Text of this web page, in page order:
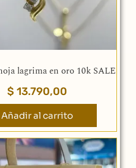
lagrima en oro 10k SALE
$ 13.790,00
Añadir al carrito
Rango
de
Este
producto